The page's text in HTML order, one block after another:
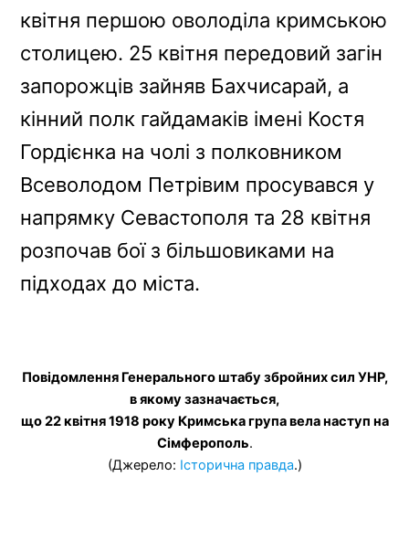
квітня першою оволоділа кримською
столицею. 25 квітня передовий загін
запорожців зайняв Бахчисарай, а
кінний полк гайдамаків імені Костя
Гордієнка на чолі з полковником
Всеволодом Петрівим просувався у
напрямку Севастополя та 28 квітня
розпочав бої з більшовиками на
підходах до міста.
Повідомлення Генерального штабу збройних сил УНР,
в якому зазначається,
що 22 квітня 1918 року Кримська група вела наступ на
Сімферополь.
(Джерело: Історична правда.)